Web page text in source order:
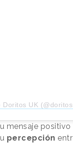
UK
mensaje positivo
percepción